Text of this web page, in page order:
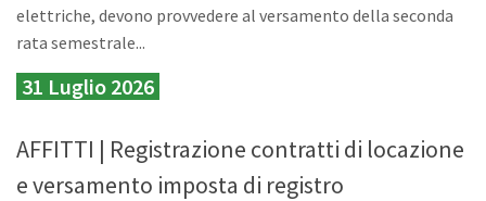
elettriche, devono provvedere al versamento della seconda
rata semestrale...
31 Luglio 2026
AFFITTI | Registrazione contratti di locazione
e versamento imposta di registro